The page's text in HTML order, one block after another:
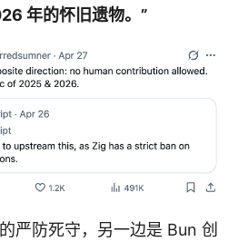
年的怀旧遗物。”
严防死守，另一边是 Bun 创